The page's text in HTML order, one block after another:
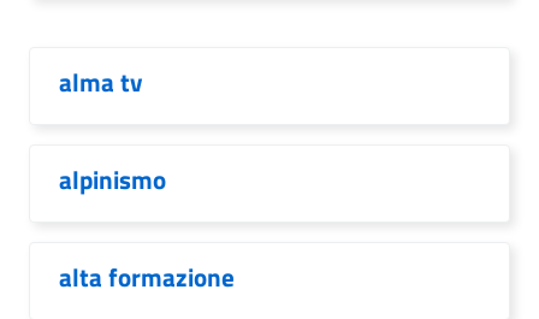
alma tv
alpinismo
alta formazione